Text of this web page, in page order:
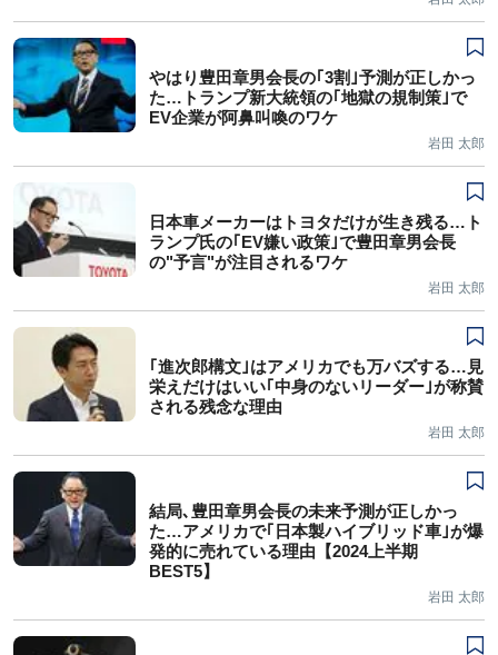
やはり豊田章男会長の｢3割｣予測が正しかっ
た…トランプ新大統領の｢地獄の規制策｣で
EV企業が阿鼻叫喚のワケ
岩田 太郎
日本車メーカーはトヨタだけが生き残る…ト
ランプ氏の｢EV嫌い政策｣で豊田章男会長
の"予言"が注目されるワケ
岩田 太郎
｢進次郎構文｣はアメリカでも万バズする…見
栄えだけはいい｢中身のないリーダー｣が称賛
される残念な理由
岩田 太郎
結局､豊田章男会長の未来予測が正しかっ
た…アメリカで｢日本製ハイブリッド車｣が爆
発的に売れている理由【2024上半期
BEST5】
岩田 太郎